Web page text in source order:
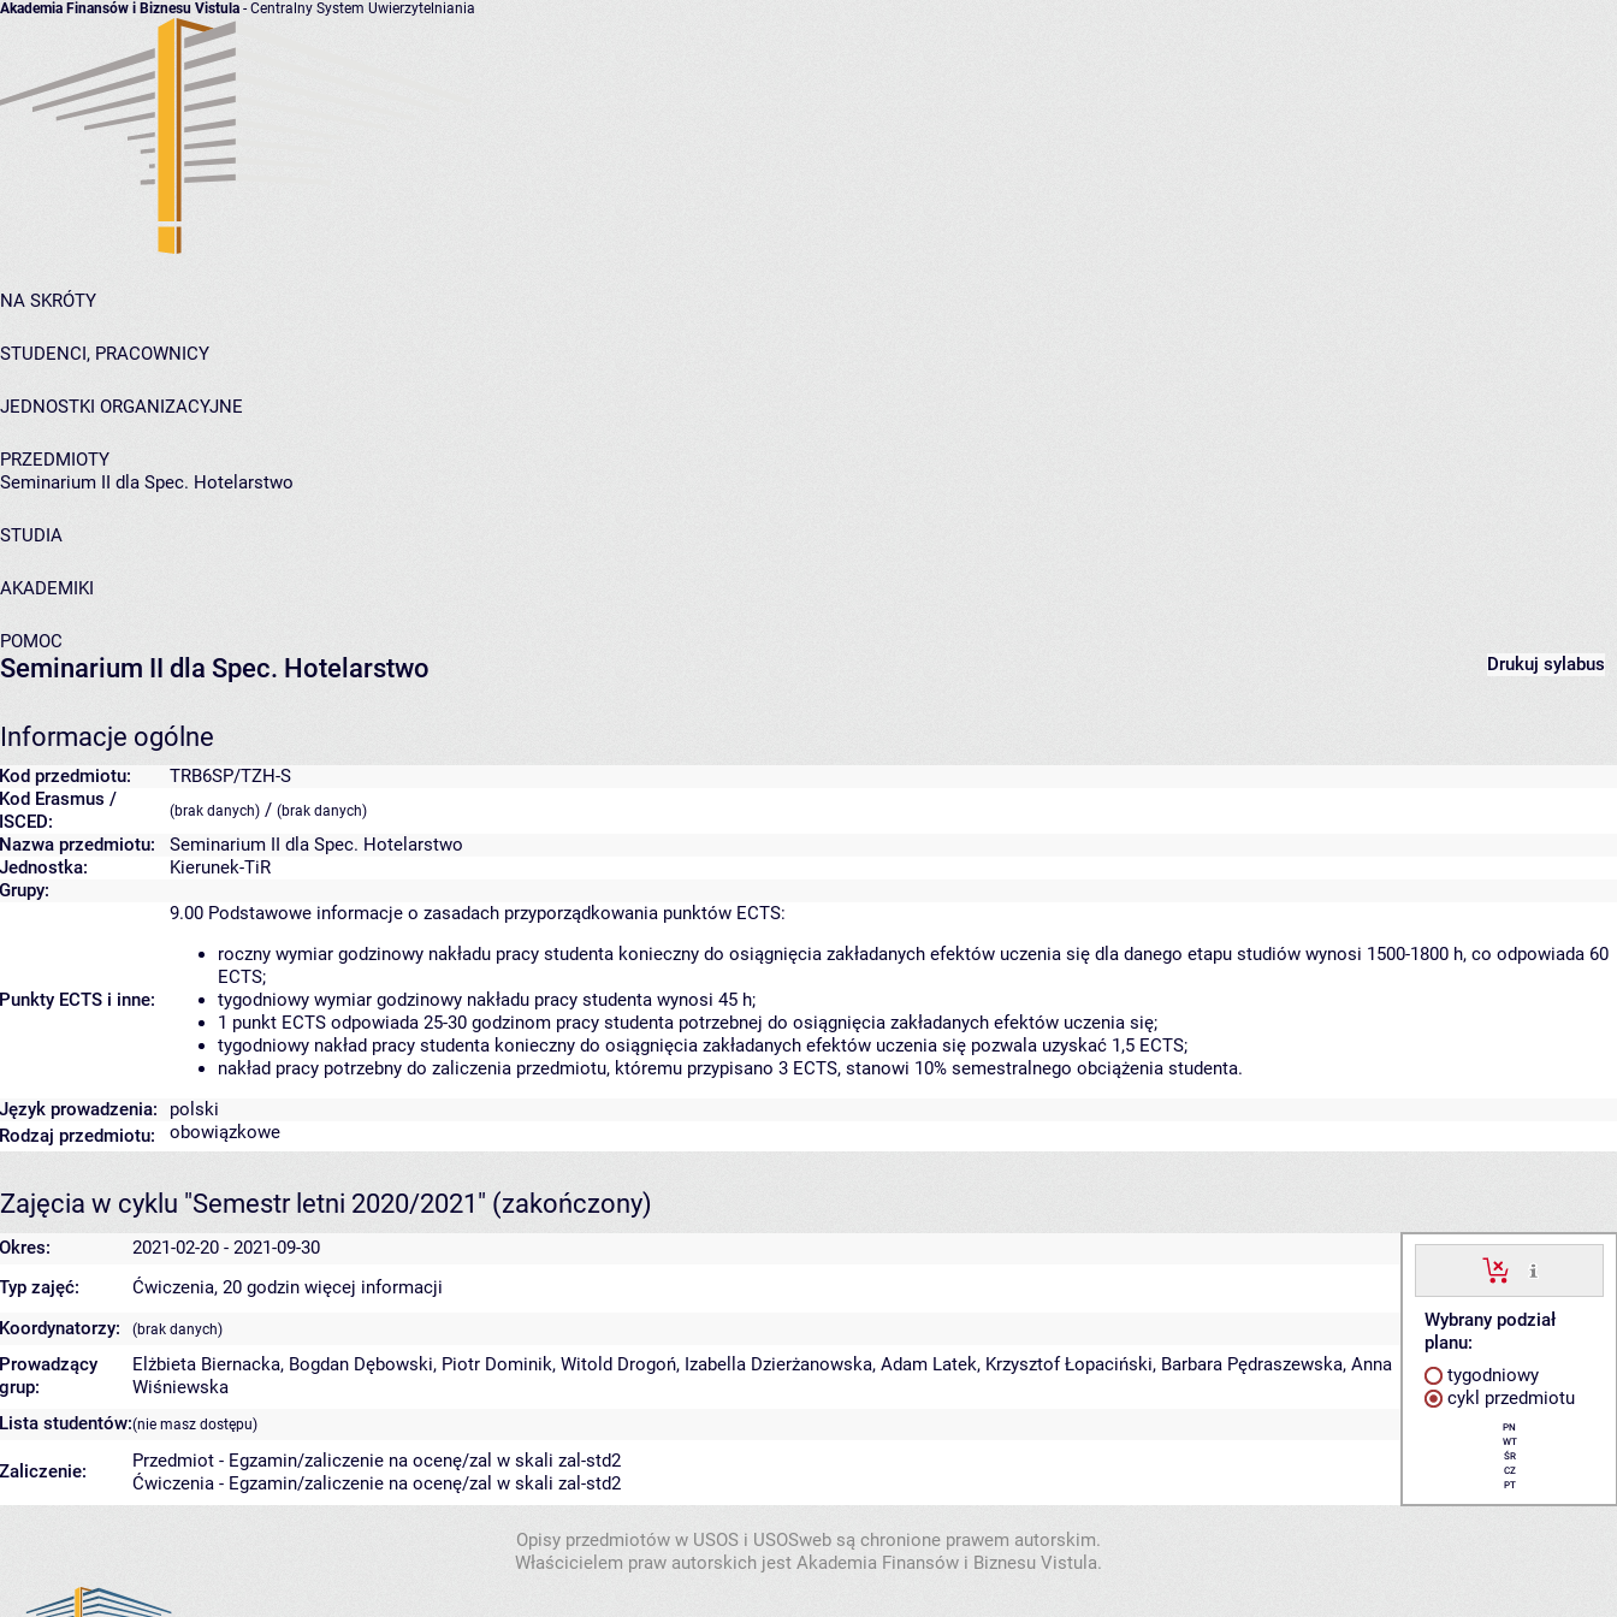
Akademia Finansów i Biznesu Vistula - Centralny System Uwierzytelniania
NA SKRÓTY
STUDENCI, PRACOWNICY
JEDNOSTKI ORGANIZACYJNE
PRZEDMIOTY
Seminarium II dla Spec. Hotelarstwo
STUDIA
AKADEMIKI
POMOC
Drukuj sylabus
Seminarium II dla Spec. Hotelarstwo
Informacje ogólne
Kod przedmiotu:
TRB6SP/TZH-S
Kod Erasmus /
ISCED:
(brak danych) / (brak danych)
Nazwa przedmiotu:
Seminarium II dla Spec. Hotelarstwo
Jednostka:
Kierunek-TiR
Grupy:
Punkty ECTS i inne:
9.00 Podstawowe informacje o zasadach przyporządkowania punktów ECTS:
roczny wymiar godzinowy nakładu pracy studenta konieczny do osiągnięcia zakładanych efektów uczenia się dla danego etapu studiów wynosi 1500-1800 h, co odpowiada 60
ECTS;
tygodniowy wymiar godzinowy nakładu pracy studenta wynosi 45 h;
1 punkt ECTS odpowiada 25-30 godzinom pracy studenta potrzebnej do osiągnięcia zakładanych efektów uczenia się;
tygodniowy nakład pracy studenta konieczny do osiągnięcia zakładanych efektów uczenia się pozwala uzyskać 1,5 ECTS;
nakład pracy potrzebny do zaliczenia przedmiotu, któremu przypisano 3 ECTS, stanowi 10% semestralnego obciążenia studenta.
Język prowadzenia:
polski
Rodzaj przedmiotu:
obowiązkowe
Zajęcia w cyklu "Semestr letni 2020/2021" (zakończony)
Okres: 2021-02-20 - 2021-09-30
Wybrany podział
planu:
tygodniowy
cykl przedmiotu
PN
WT
ŚR
CZ
PT
Typ zajęć: Ćwiczenia, 20 godzin więcej informacji
Koordynatorzy:
(brak danych)
Prowadzący
grup:
Elżbieta Biernacka, Bogdan Dębowski, Piotr Dominik, Witold Drogoń, Izabella Dzierżanowska, Adam Latek, Krzysztof Łopaciński, Barbara Pędraszewska, Anna
Wiśniewska
Lista studentów:(nie masz dostępu)
Zaliczenie:
Przedmiot - Egzamin/zaliczenie na ocenę/zal w skali zal-std2
Ćwiczenia - Egzamin/zaliczenie na ocenę/zal w skali zal-std2
Opisy przedmiotów w USOS i USOSweb są chronione prawem autorskim.
Właścicielem praw autorskich jest Akademia Finansów i Biznesu Vistula.